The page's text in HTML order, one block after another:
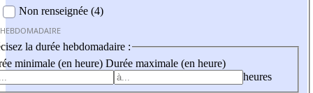
Non renseignée (4)
la durée hebdomadaire :
minimale (en heure) Durée maximale (en heure)
heures